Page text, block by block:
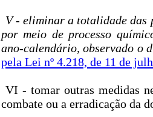
V - eliminar a totalidade das
por meio de processo
ano-calendário, observado o
pela Lei nº 4.218, de 11 de
VI - tomar outras medidas
combate ou a erradicação da